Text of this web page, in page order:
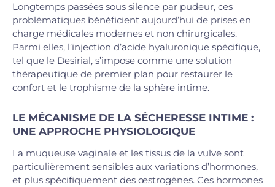
Longtemps passées sous silence par pudeur, ces
problématiques bénéficient aujourd’hui de prises en
charge médicales modernes et non chirurgicales.
Parmi elles, l’injection d’acide hyaluronique spécifique,
tel que le Desirial, s’impose comme une solution
thérapeutique de premier plan pour restaurer le
confort et le trophisme de la sphère intime.
LE MÉCANISME DE LA SÉCHERESSE INTIME :
UNE APPROCHE PHYSIOLOGIQUE
La muqueuse vaginale et les tissus de la vulve sont
particulièrement sensibles aux variations d’hormones,
et plus spécifiquement des œstrogènes. Ces hormones